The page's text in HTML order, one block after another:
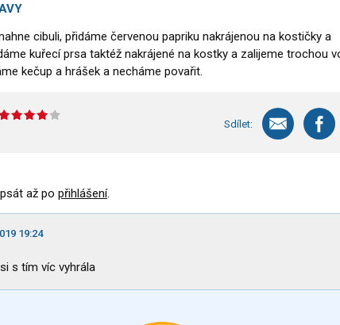
cibuli, přidáme červenou papriku nakrájenou na kostičky a
kuřecí prsa taktéž nakrájené na kostky a zalijeme trochou
kečup a hrášek a necháme povařit.
Sdílet:
až po přihlášení.
19:24
s tím víc vyhrála